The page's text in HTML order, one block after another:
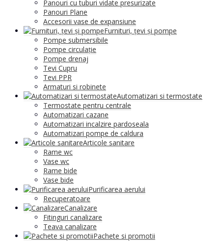
Panouri cu tuburi vidate presurizate
Panouri Plane
Accesorii vase de expansiune
Furnituri, țevi și pompe
Pompe submersibile
Pompe circulație
Pompe drenaj
Tevi Cupru
Tevi PPR
Armaturi si robinete
Automatizari si termostate
Termostate pentru centrale
Automatizari cazane
Automatizari incalzire pardoseala
Automatizari pompe de caldura
Articole sanitare
Rame wc
Vase wc
Rame bide
Vase bide
Purificarea aerului
Recuperatoare
Canalizare
Fitinguri canalizare
Teava canalizare
Pachete si promotii